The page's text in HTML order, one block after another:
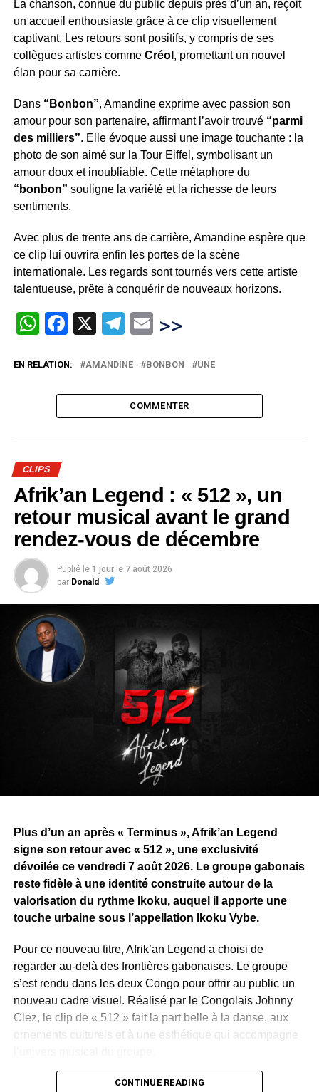
La chanson, connue du public depuis près d’un an, reçoit
un accueil enthousiaste grâce à ce clip visuellement
captivant. Les retours sont positifs, y compris de ses
collègues artistes comme Créol , promettant un nouvel
élan pour sa carrière.
Dans “Bonbon”, Amandine exprime avec passion son
amour pour son partenaire, affirmant l’avoir trouvé “parmi
des milliers”. Elle évoque aussi une image touchante : la
photo de son aimé sur la Tour Eiffel, symbolisant un
amour doux et inoubliable. Cette métaphore du
“bonbon” souligne la variété et la richesse de leurs
sentiments.
Avec plus de trente ans de carrière, Amandine espère que
ce clip lui ouvrira enfin les portes de la scène
internationale. Les regards sont tournés vers cette artiste
talentueuse, prête à conquérir de nouveaux horizons.
WhatsApp
Facebook
X Telegram
Email
>>
EN RELATION: AMANDINE BONBON UNE
COMMENTER
CLIPS
Afrik’an Legend : « 512 », un
retour musical avant le grand
rendez-vous de décembre
Publié le 1 jour le 7 août 2026
par Donald
Plus d’un an après « Terminus », Afrik’an Legend
signe son retour avec « 512 », une exclusivité
dévoilée ce vendredi 7 août 2026. Le groupe gabonais
reste fidèle à une identité construite autour de la
valorisation du rythme Ikoku, auquel il apporte une
touche urbaine sous l’appellation Ikoku Vybe.
Pour ce nouveau titre, Afrik’an Legend a choisi de
regarder au-delà des frontières gabonaises. Le groupe
s’est rendu dans les deux Congo pour offrir au public un
nouveau cadre visuel. Réalisé par le Congolais Johnny
Clez, le clip de « 512 » fait la part belle à la danse, aux
ornements culturels et à une esthétique qui accompagne
Ce déplacement traduit aussi une ambition déjà affichée
CONTINUE READING